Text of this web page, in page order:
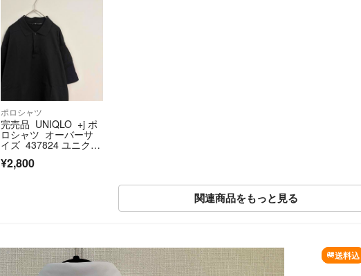
ポロシャツ
完売品 UNIQLO +j ポ
ロシャツ オーバーサ
イズ 437824 ユニク
ン ポロシャツ ブラッ
¥2,800
関連商品をもっと見る
SOLD OUT 送料込